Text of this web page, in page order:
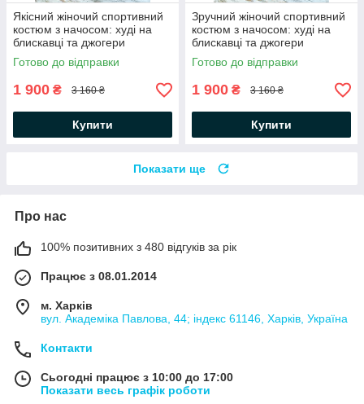
Якісний жіночий спортивний
костюм з начосом: худі на
блискавці та джогери
Готово до відправки
1 900 ₴ 3 160 ₴
Купити
Зручний жіночий спортивний
костюм з начосом: худі на
блискавці та джогери
Готово до відправки
1 900 ₴ 3 160 ₴
Купити
Показати ще
Про нас
100% позитивних з 480 відгуків за рік
Працює з 08.01.2014
м. Харків
вул. Академіка Павлова, 44; індекс 61146, Харків, Україна
Контакти
Сьогодні працює з 10:00 до 17:00
Показати весь графік роботи